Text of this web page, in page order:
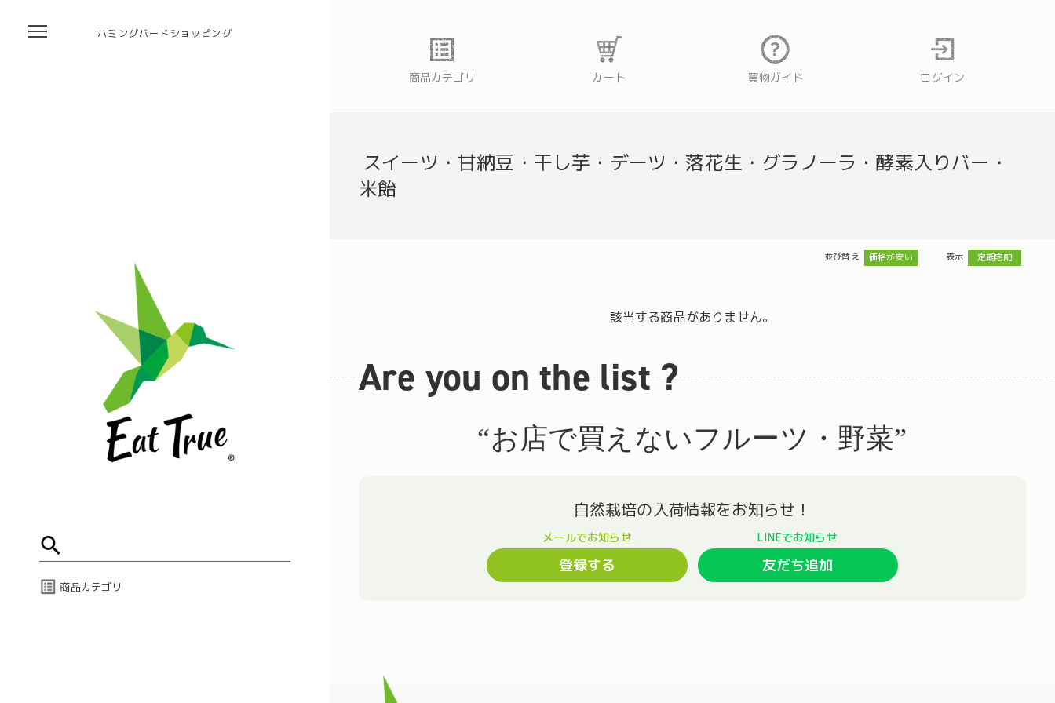
商品カテゴリ
ハミングバードショッピング
商品カテゴリ カート 買物ガイド ログイン
スイーツ・甘納豆・干し芋・デーツ・落花生・グラノーラ・酵素入りバー・
米飴
並び替え 価格が安い 表示 定期宅配
該当する商品がありません。
Are you on the list ?
“お店で買えないフルーツ・野菜”
登録する 友だち追加